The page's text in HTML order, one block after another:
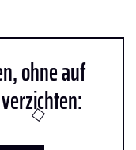
ohne auf